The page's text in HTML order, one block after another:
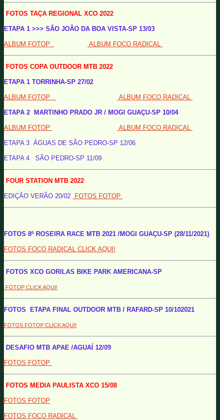
FOTOS TAÇA REGIONAL XCO 2022
ETAPA 1 >>> SÃO JOÃO DA BOA VISTA-SP 13/03
ALBUM FOTOP ALBUM FOCO RADICAL
FOTOS COPA OUTDOOR MTB 2022
ETAPA 1 TORRINHA-SP 27/02
ALBUM FOTOP ALBUM FOCO RADICAL
ETAPA 2 MARTINHO PRADO JR / MOGI GUAÇU-SP 10/04
ALBUM FOTOP ALBUM FOCO RADICAL
ETAPA 3 ÁGUAS DE SÃO PEDRO-SP 12/06
ETAPA 4 SÃO PEDRO-SP 11/09
FOUR STATION MTB 2022
EDIÇÃO VERÃO 20/02 FOTOS FOTOP
FOTOS 8º ROSEIRA RACE MTB 2021 /MOGI GUAÇU-SP (28/11/2021)
FOTOS FOCO RADICAL CLICK AQUI!
FOTOS XCO GORILAS BIKE PARK AMERICANA-SP
FOTOP CLICK AQUI!
FOTOS ETAPA FINAL OUTDOOR MTB / RAFARD-SP 10/102021
FOTOS FOTOP CLICK AQUI!
DESAFIO MTB APAE /AGUAÍ 12/09
FOTOS FOTOP
FOTOS MEDIA PAULISTA XCO 15/08
FOTOS FOTOP
FOTOS FOCO RADICAL